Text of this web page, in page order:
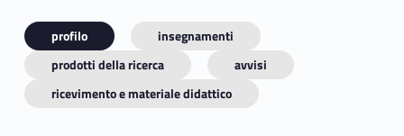
profilo
insegnamenti
prodotti della ricerca
avvisi
ricevimento e materiale didattico